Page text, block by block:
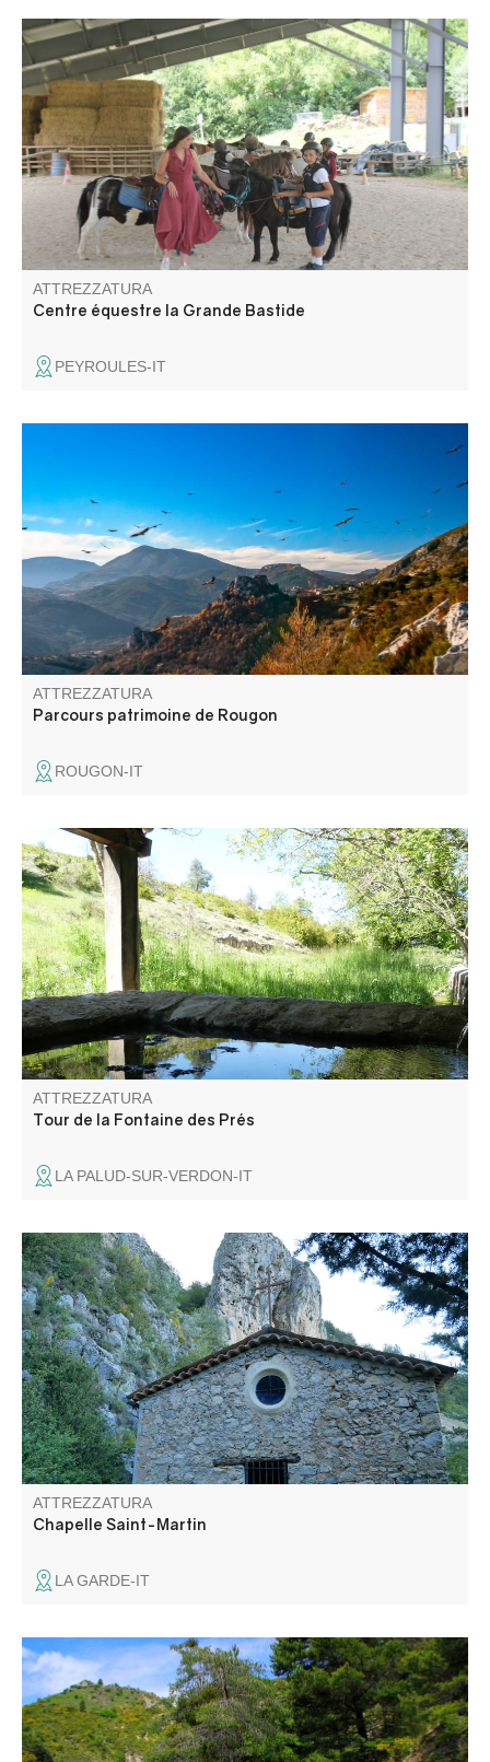
La Grande Bastide vi offre un luogo di calma e relax, che
siate soli o in famiglia, con pensione per cavalli,
equitazione per bambini e adulti, corsi di formazione,
passeggiate a cavallo con il passaggio di galoppini e
cavalcate in mano per i più piccoli.
ATTREZZATURA
Centre équestre la Grande Bastide
PEYROULES-IT
véritable balcon sur les célèbres Gorges du Verdon, qui a
su garder son âme et son caractère.
ATTREZZATURA
Parcours patrimoine de Rougon
ROUGON-IT
Splendida vista sul villaggio di La Palud-sur-Verdon.
Attraversate le zone umide che danno il nome al villaggio:
in francese antico, Palud significa palude.
ATTREZZATURA
Tour de la Fontaine des Prés
LA PALUD-SUR-VERDON-IT
Questo percorso conduce alla cappella di Saint Martin,
costruita ai piedi dell'imponente roccia omonima e prima
chiesa parrocchiale del villaggio di La Garde.
ATTREZZATURA
Chapelle Saint-Martin
LA GARDE-IT
Promenade jusqu'au hameau abandonné de Ville
dominant la vallée du Jabron et le village de Peyroules